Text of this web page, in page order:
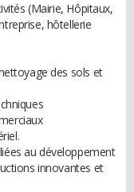
(Mairie, Hôpitaux,
hôtellerie
des sols et
au développement
innovantes et